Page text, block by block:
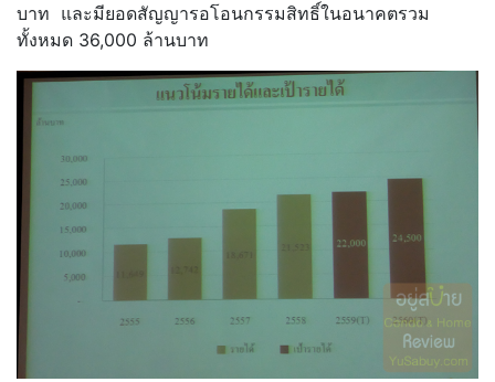
บาท และมียอดสัญญารอโอนกรรมสิทธิ์ในอนาคตรวม
ทั้งหมด 36,000 ล้านบาท